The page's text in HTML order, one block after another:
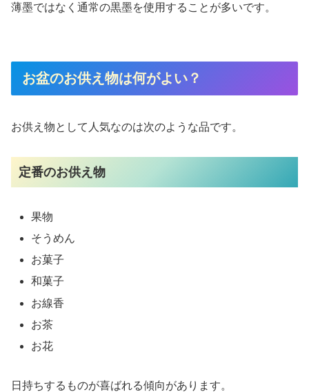
薄墨ではなく通常の黒墨を使用することが多いです。
お盆のお供え物は何がよい？
お供え物として人気なのは次のような品です。
定番のお供え物
果物
そうめん
お菓子
和菓子
お線香
お茶
お花
日持ちするものが喜ばれる傾向があります。